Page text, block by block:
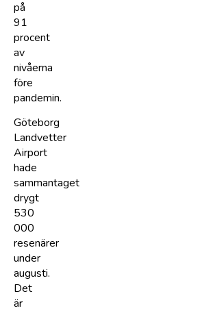
på
91
procent
av
nivåerna
före
pandemin.
Göteborg
Landvetter
Airport
hade
sammantaget
drygt
530
000
resenärer
under
augusti.
Det
är